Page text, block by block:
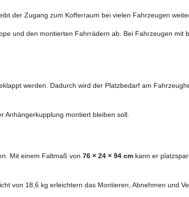
der Zugang zum Kofferraum bei vielen Fahrzeugen
und den montierten Fahrrädern ab. Bei Fahrzeugen mit
werden. Dadurch wird der Platzbedarf am
Anhängerkupplung montiert bleiben soll.
Mit einem Faltmaß von 76 × 24 × 94 cm kann er
von 18,6 kg erleichtern das Montieren, Abnehmen und